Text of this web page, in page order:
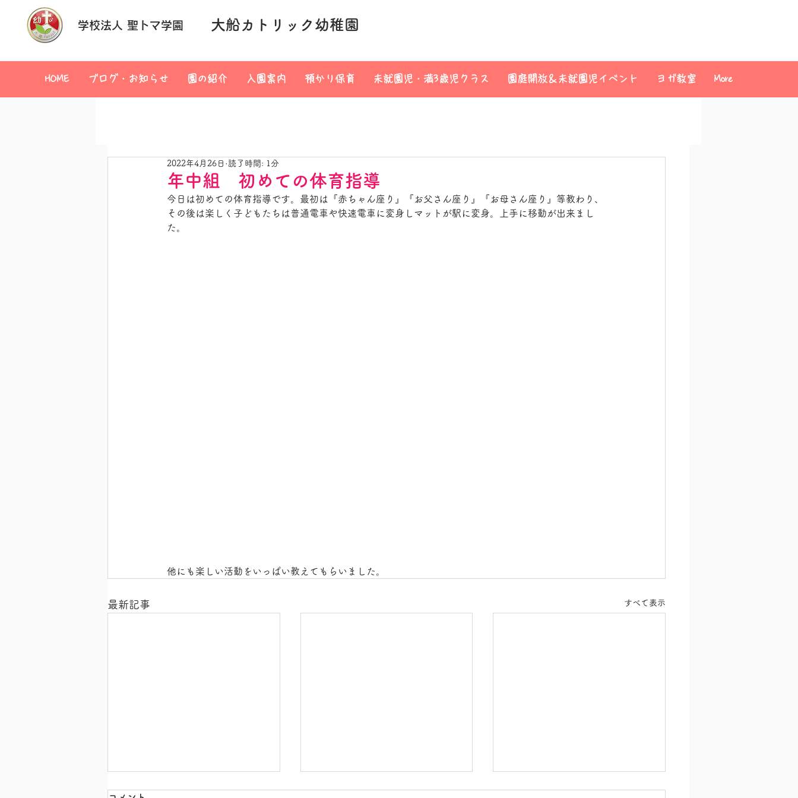
学校法人 聖トマ学園 大船カトリック幼稚園
HOME ブログ・お知らせ 園の紹介 入園案内 預かり保育 未就園児・満3歳児クラス 園庭開放＆未就園児イベント ヨガ教室 More
年中組 初めての体育指導
2022年4月26日 読了時間: 1分
今日は初めての体育指導です。最初は『赤ちゃん座り』『お父さん座り』『お母さん座り』等教わり、
その後は楽しく子どもたちは普通電車や快速電車に変身しマットが駅に変身。上手に移動が出来まし
た。
他にも楽しい活動をいっぱい教えてもらいました。
最新記事 すべて表示